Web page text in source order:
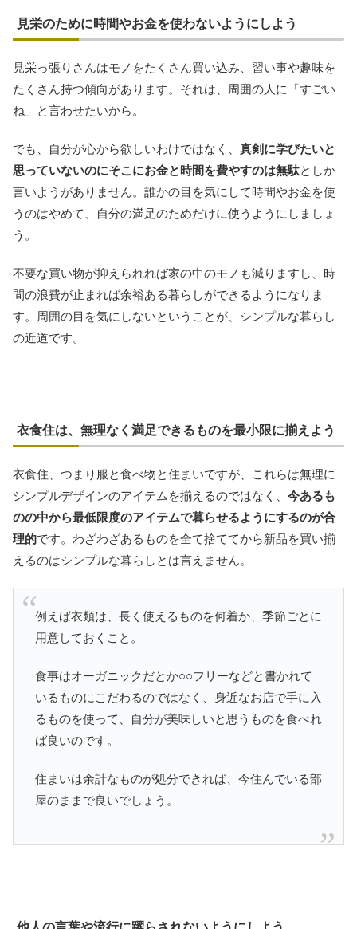
見栄のために時間やお金を使わないようにしよう
見栄っ張りさんはモノをたくさん買い込み、習い事や趣味を
たくさん持つ傾向があります。それは、周囲の人に「すごい
ね」と言わせたいから。
でも、自分が心から欲しいわけではなく、 真剣に学びたいと
思っていないのにそこにお金と時間を費やすのは無駄としか
言いようがありません。誰かの目を気にして時間やお金を使
うのはやめて、自分の満足のためだけに使うようにしましょ
う。
不要な買い物が抑えられれば家の中のモノも減りますし、時
間の浪費が止まれば余裕ある暮らしができるようになりま
す。周囲の目を気にしないということが、シンプルな暮らし
の近道です。
衣食住は、無理なく満足できるものを最小限に揃えよう
衣食住、つまり服と食べ物と住まいですが、これらは無理に
シンプルデザインのアイテムを揃えるのではなく、 今あるも
のの中から最低限度のアイテムで暮らせるようにするのが合
理的です。わざわざあるものを全て捨ててから新品を買い揃
えるのはシンプルな暮らしとは言えません。
例えば衣類は、長く使えるものを何着か、季節ごとに
用意しておくこと。
食事はオーガニックだとか○○フリーなどと書かれて
いるものにこだわるのではなく、身近なお店で手に入
るものを使って、自分が美味しいと思うものを食べれ
ば良いのです。
住まいは余計なものが処分できれば、今住んでいる部
屋のままで良いでしょう。